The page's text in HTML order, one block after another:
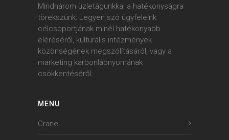
Mindhárom üzletágunkkal a hatékonyságra
törekszünk: Legyen szó ügyfeleink
célcsoportjának minél hatékonyabb
eléréséről, kulturális intézmények
közönségének megszólításáról, vagy a
marketing karbonlábnyomának
csökkentéséről.
MENU
Crane